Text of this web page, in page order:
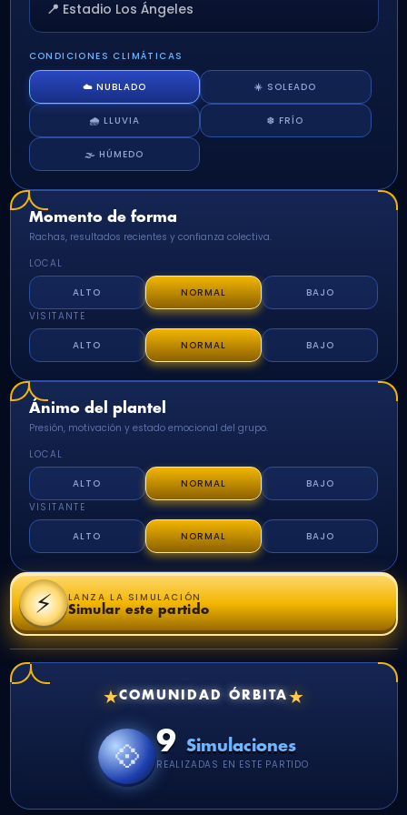
📍 Estadio Los Ángeles
CONDICIONES CLIMÁTICAS
☁️ NUBLADO ☀️ SOLEADO
🌧️ LLUVIA ❄️ FRÍO
🌫️ HÚMEDO
Momento de forma
Rachas, resultados recientes y confianza colectiva.
LOCAL
ALTO NORMAL
BAJO
VISITANTE
ALTO NORMAL BAJO
Ánimo del plantel
Presión, motivación y estado emocional del grupo.
LOCAL
ALTO NORMAL
BAJO
VISITANTE
ALTO NORMAL BAJO
⚡ LANZA LA SIMULACIÓN
Simular este partido
★COMUNIDAD ÓRBITA★
💠 9Simulaciones
REALIZADAS EN ESTE PARTIDO